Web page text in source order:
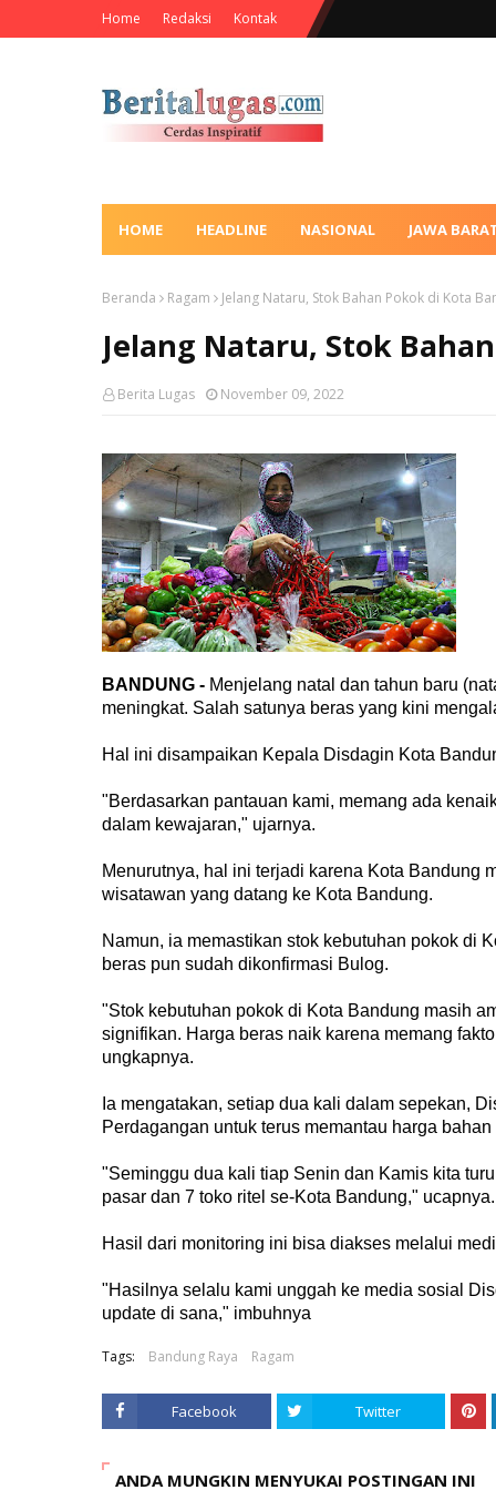
Home Redaksi Kontak
HOME HEADLINE NASIONAL JAWA
Beranda Ragam Jelang Nataru, Stok Bahan Pokok di Kota
Jelang Nataru, Stok
Berita Lugas November 09, 2022
BANDUNG - Menjelang natal dan tahun baru
meningkat. Salah satunya beras yang kini
Hal ini disampaikan Kepala Disdagin Kota
"Berdasarkan pantauan kami, memang ada
dalam kewajaran," ujarnya.
Menurutnya, hal ini terjadi karena Kota Bandung
wisatawan yang datang ke Kota Bandung.
Namun, ia memastikan stok kebutuhan pokok di
beras pun sudah dikonfirmasi Bulog.
"Stok kebutuhan pokok di Kota Bandung masih
signifikan. Harga beras naik karena memang
ungkapnya.
Ia mengatakan, setiap dua kali dalam sepekan,
Perdagangan untuk terus memantau harga
"Seminggu dua kali tiap Senin dan Kamis kita
pasar dan 7 toko ritel se-Kota Bandung," ucapnya.
Hasil dari monitoring ini bisa diakses melalui
"Hasilnya selalu kami unggah ke media sosial
update di sana," imbuhnya
Tags: Bandung Raya Ragam
Facebook Twitter
ANDA MUNGKIN MENYUKAI POSTINGAN INI